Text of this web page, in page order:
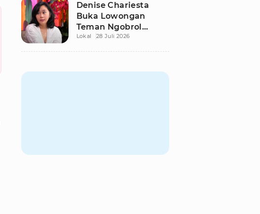
Denise Chariesta
Buka Lowongan
Teman Ngobrol
Bergaji Rp15 Juta, Ini
Lokal 28 Juli 2026